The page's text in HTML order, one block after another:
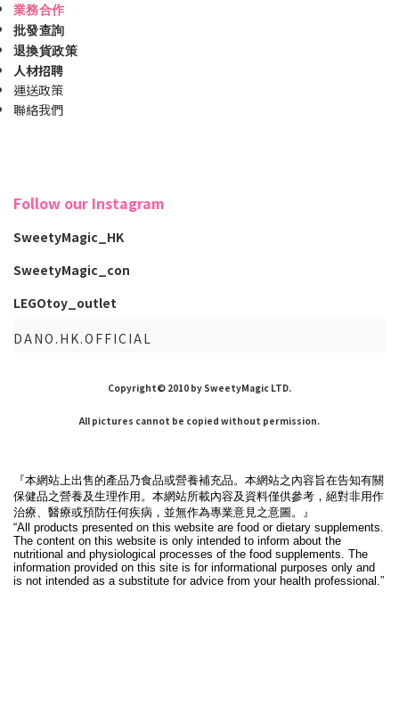
業務合作
批發查詢
退換貨政策
人材招聘
運送政策
聯絡我們
Follow our Instagram
SweetyMagic_HK
SweetyMagic_con
LEGOtoy_outlet
DANO.HK.OFFICIAL
Copyright© 2010 by SweetyMagic LTD.
All pictures cannot be copied without permission.
『本網站上出售的產品乃食品或營養補充品。本網站之內容旨在告知有關
保健品之營養及生理作用。本網站所載內容及資料僅供參考，絕對非用作
治療、醫療或預防任何疾病，並無作為專業意見之意圖。』
“All products presented on this website are food or dietary supplements.
The content on this website is only intended to inform about the
nutritional and physiological processes of the food supplements. The
information provided on this site is for informational purposes only and
is not intended as a substitute for advice from your health professional.”